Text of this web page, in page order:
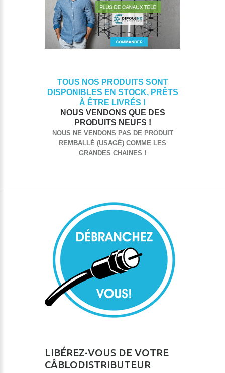
TOUS NOS PRODUITS SONT
DISPONIBLES EN STOCK, PRÊTS
À ÊTRE LIVRÉS !
NOUS VENDONS QUE DES
PRODUITS NEUFS !
NOUS NE VENDONS PAS DE PRODUIT
REMBALLÉ (USAGÉ) COMME LES
GRANDES CHAINES !
LIBÉREZ-VOUS DE VOTRE
CÂBLODISTRIBUTEUR